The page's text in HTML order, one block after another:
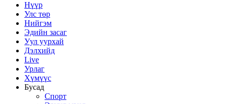
Нүүр
Улс төр
Нийгэм
Эдийн засаг
Уул уурхай
Дэлхийд
Live
Урлаг
Хүмүүс
Бусад
Спорт